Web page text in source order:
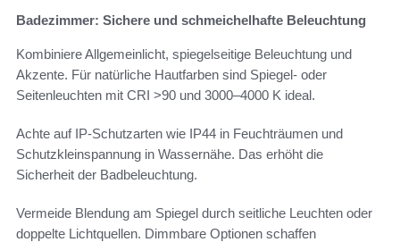
Badezimmer: Sichere und schmeichelhafte Beleuchtung
Kombiniere Allgemeinlicht, spiegelseitige Beleuchtung und
Akzente. Für natürliche Hautfarben sind Spiegel- oder
Seitenleuchten mit CRI >90 und 3000–4000 K ideal.
Achte auf IP-Schutzarten wie IP44 in Feuchträumen und
Schutzkleinspannung in Wassernähe. Das erhöht die
Sicherheit der Badbeleuchtung.
Vermeide Blendung am Spiegel durch seitliche Leuchten oder
doppelte Lichtquellen. Dimmbare Optionen schaffen